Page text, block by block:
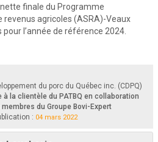
finale du Programme
revenus agricoles (ASRA)-Veaux
l’année de référence 2024.
du porc du Québec inc. (CDPQ)
à la clientèle du PATBQ en collaboration
du Groupe Bovi-Expert
: 04 mars 2022